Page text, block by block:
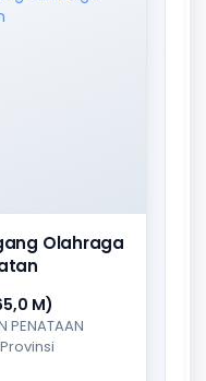
Olahraga
M)
PENATAAN